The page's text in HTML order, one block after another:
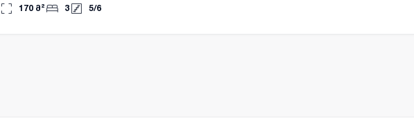
იდეალური მდებარეობა: აბაშიძე-კავსაძის ქუჩების კუთხეში!!! დარეკოს მხოლოდ დაინტერესებულმა
170 მ² 3 5/6